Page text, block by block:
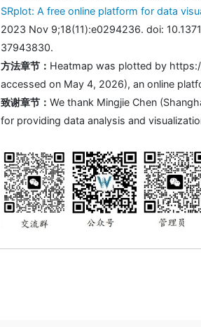
SRplot: A free online platform for data
2023 Nov 9;18(11):e0294236. doi:
37943830.
方法章节： Heatmap was plotted by
accessed on May 4, 2026), an online
致谢章节： We thank Mingjie Chen
for providing data analysis and